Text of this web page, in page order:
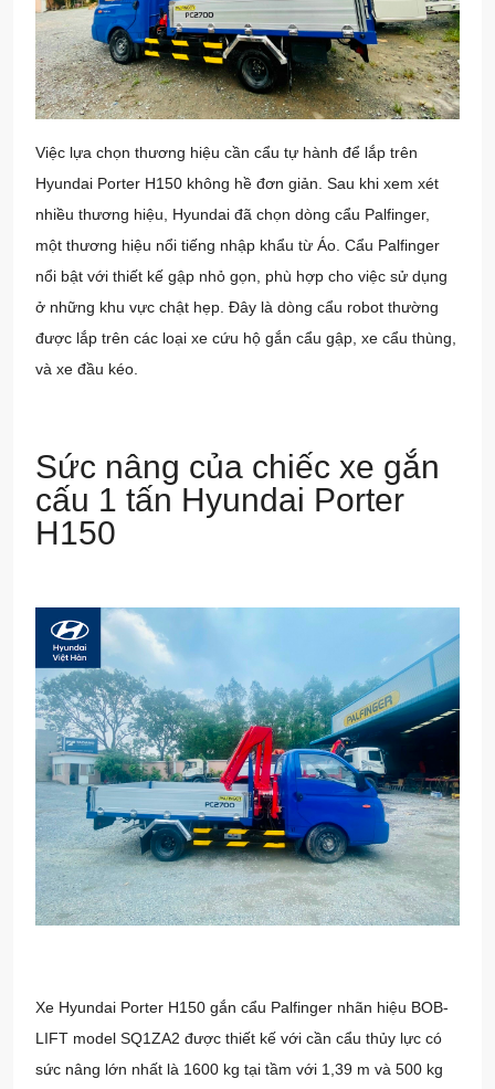
Việc lựa chọn thương hiệu cần cẩu tự hành để lắp trên
Hyundai Porter H150 không hề đơn giản. Sau khi xem xét
nhiều thương hiệu, Hyundai đã chọn dòng cẩu Palfinger,
một thương hiệu nổi tiếng nhập khẩu từ Áo. Cẩu Palfinger
nổi bật với thiết kế gập nhỏ gọn, phù hợp cho việc sử dụng
ở những khu vực chật hẹp. Đây là dòng cẩu robot thường
được lắp trên các loại xe cứu hộ gắn cẩu gập, xe cẩu thùng,
và xe đầu kéo.
Sức nâng của chiếc xe gắn
cấu 1 tấn Hyundai Porter
H150
Xe Hyundai Porter H150 gắn cẩu Palfinger nhãn hiệu BOB-
LIFT model SQ1ZA2 được thiết kế với cần cẩu thủy lực có
sức nâng lớn nhất là 1600 kg tại tầm với 1,39 m và 500 kg